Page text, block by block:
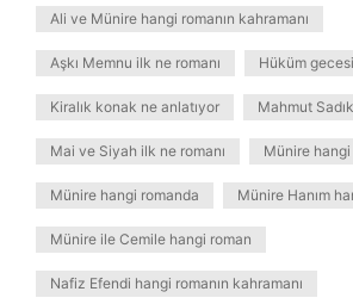
Ali ve Münire hangi romanın kahramanı
Aşkı Memnu ilk ne romanı Hüküm
Kiralık konak ne anlatıyor Mahmut
Mai ve Siyah ilk ne romanı Münire hangi
Münire hangi romanda Münire Hanım
Münire ile Cemile hangi roman
Nafiz Efendi hangi romanın kahramanı